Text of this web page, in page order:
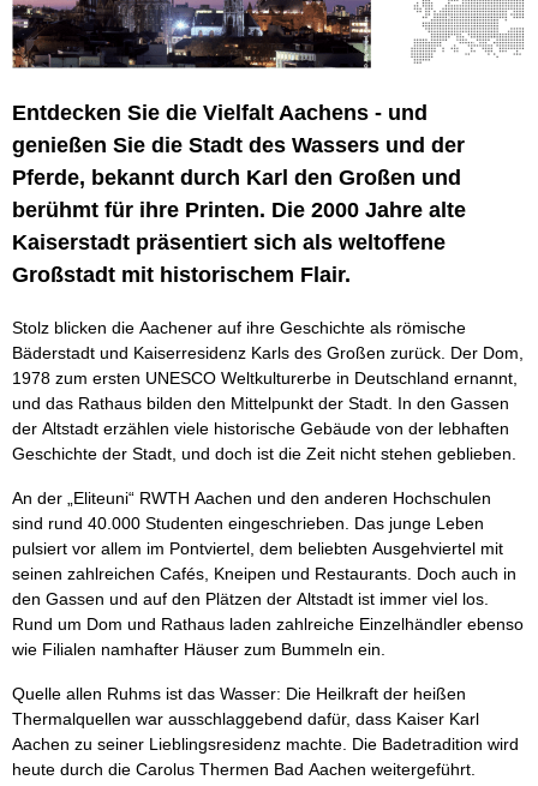
Entdecken Sie die Vielfalt Aachens - und
genießen Sie die Stadt des Wassers und der
Pferde, bekannt durch Karl den Großen und
berühmt für ihre Printen. Die 2000 Jahre alte
Kaiserstadt präsentiert sich als weltoffene
Großstadt mit historischem Flair.
Stolz blicken die Aachener auf ihre Geschichte als römische
Bäderstadt und Kaiserresidenz Karls des Großen zurück. Der Dom,
1978 zum ersten UNESCO Weltkulturerbe in Deutschland ernannt,
und das Rathaus bilden den Mittelpunkt der Stadt. In den Gassen
der Altstadt erzählen viele historische Gebäude von der lebhaften
Geschichte der Stadt, und doch ist die Zeit nicht stehen geblieben.
An der „Eliteuni“ RWTH Aachen und den anderen Hochschulen
sind rund 40.000 Studenten eingeschrieben. Das junge Leben
pulsiert vor allem im Pontviertel, dem beliebten Ausgehviertel mit
seinen zahlreichen Cafés, Kneipen und Restaurants. Doch auch in
den Gassen und auf den Plätzen der Altstadt ist immer viel los.
Rund um Dom und Rathaus laden zahlreiche Einzelhändler ebenso
wie Filialen namhafter Häuser zum Bummeln ein.
Quelle allen Ruhms ist das Wasser: Die Heilkraft der heißen
Thermalquellen war ausschlaggebend dafür, dass Kaiser Karl
Aachen zu seiner Lieblingsresidenz machte. Die Badetradition wird
heute durch die Carolus Thermen Bad Aachen weitergeführt.